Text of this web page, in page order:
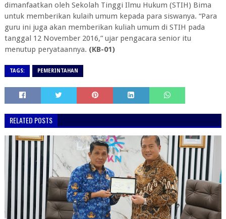
dimanfaatkan oleh Sekolah Tinggi Ilmu Hukum (STIH) Bima
untuk memberikan kulaih umum kepada para siswanya. “Para
guru ini juga akan memberikan kuliah umum di STIH pada
tanggal 12 November 2016,” ujar pengacara senior itu
menutup peryataannya. (KB-01)
TAGS: PEMERINTAHAN
RELATED POSTS